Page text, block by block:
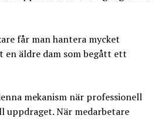
får man hantera mycket
äldre dam som begått ett
mekanism när professionell
När medarbetare